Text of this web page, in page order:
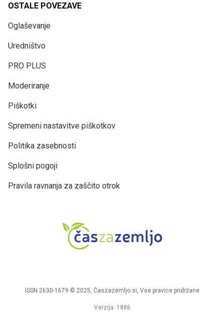
OSTALE POVEZAVE
Oglaševanje
Uredništvo
PRO PLUS
Moderiranje
Piškotki
Spremeni nastavitve piškotkov
Politika zasebnosti
Splošni pogoji
Pravila ravnanja za zaščito otrok
ISSN 2630-1679 © 2025, Časzazemljo.si, Vse pravice pridržane
Verzija: 1886